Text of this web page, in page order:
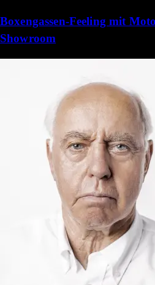
Boxengassen-Feeling mit
Showroom